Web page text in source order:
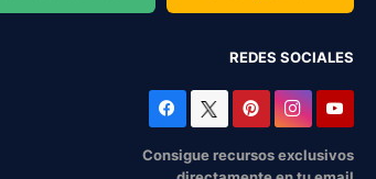
REDES SOCIALES
Consigue recursos exclusivos